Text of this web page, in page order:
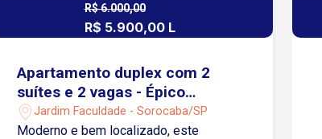
R$ 6.000,00
R$ 5.900,00 L
Apartamento duplex com 2
suítes e 2 vagas - Épico
Planeta
Jardim Faculdade - Sorocaba/SP
Moderno e bem localizado, este